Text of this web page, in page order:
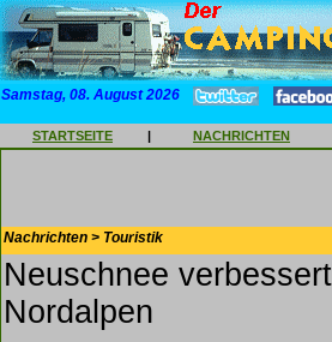
Samstag, 08. August 2026
STARTSEITE | NACHRICHTEN
Nachrichten > Touristik
Neuschnee
Nordalpen